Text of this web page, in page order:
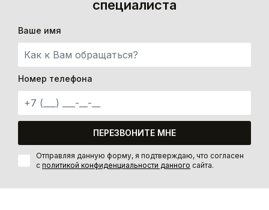
специалиста
Ваше имя
Номер телефона
ПЕРЕЗВОНИТЕ МНЕ
Отправляя данную форму, я подтверждаю, что согласен
с политикой конфиденциальности данного сайта.